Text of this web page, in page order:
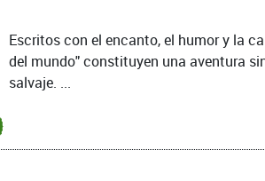
Escritos con el encanto, el humor y la
del mundo" constituyen una aventura
salvaje. ...